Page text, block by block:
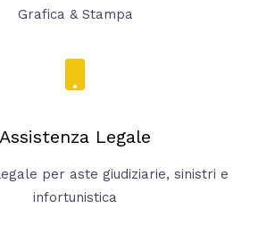
Grafica & Stampa
Assistenza Legale
per aste giudiziarie, sinistri e
infortunistica